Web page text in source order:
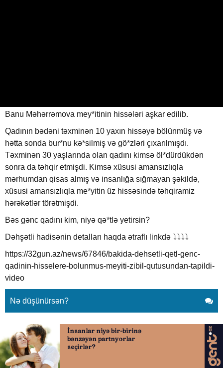
Banu Məhərrəmova mey*itinin hissələri aşkar edilib.
Qadının bədəni təxminən 10 yaxın hissəyə bölünmüş və
hətta sonda bur*nu kə*silmiş və gö*zləri çıxarılmışdı.
Təxminən 30 yaşlarında olan qadını kimsə öl*dürdükdən
sonra da təhqir etmişdi. Kimsə xüsusi amansızlıqla
mərhumdan qisas almış və insanlığa sığmayan şəkildə,
xüsusi amansızlıqla me*yitin üz hissəsində təhqiramiz
hərəkətlər törətmişdi.
Bəs gənc qadını kim, niyə qə*tlə yetirsin?
Dəhşətli hadisənin detalları haqda ətraflı linkdə ⤵️⤵️⤵️⤵️
https://32gun.az/news/67846/bakida-dehsetli-qetl-genc-
qadinin-hisselere-bolunmus-meyiti-zibil-qutusundan-tapildi-
video
Nə düşünürsən?